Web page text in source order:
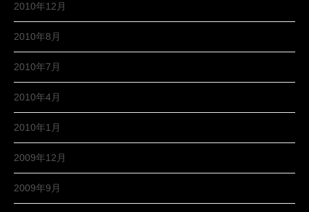
2010年12月
2010年8月
2010年7月
2010年4月
2010年1月
2009年12月
2009年9月